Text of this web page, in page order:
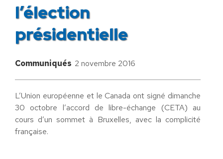
l’élection
présidentielle
Communiqués 2 novembre 2016
L’Union européenne et le Canada ont signé dimanche
30 octobre l’accord de libre-échange (CETA) au
cours d’un sommet à Bruxelles, avec la complicité
française.